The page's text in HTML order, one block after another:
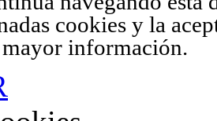
cookies y la
mayor información.